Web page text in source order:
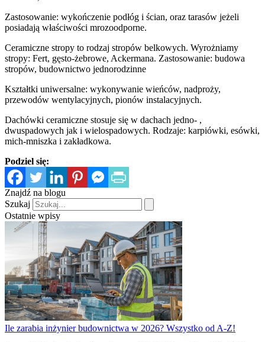
Zastosowanie: wykończenie podłóg i ścian, oraz tarasów jeżeli
posiadają właściwości mrozoodporne.
Ceramiczne stropy to rodzaj stropów belkowych. Wyrożniamy
stropy: Fert, gęsto-żebrowe, Ackermana. Zastosowanie: budowa
stropów, budownictwo jednorodzinne
Kształtki uniwersalne: wykonywanie wieńców, nadproży,
przewodów wentylacyjnych, pionów instalacyjnych.
Dachówki ceramiczne stosuje się w dachach jedno- ,
dwuspadowych jak i wielospadowych. Rodzaje: karpiówki, esówki,
mich-mniszka i zakładkowa.
Podziel się:
Znajdź na blogu
Szukaj
Ostatnie wpisy
Ile zarabia inżynier budownictwa w 2026? Wszystko od A-Z!